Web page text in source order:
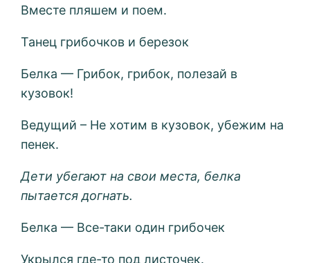
Вместе пляшем и поем.
Танец грибочков и березок
Белка — Грибок, грибок, полезай в
кузовок!
Ведущий – Не хотим в кузовок, убежим на
пенек.
Дети убегают на свои места, белка
пытается догнать.
Белка — Все-таки один грибочек
Укрылся где-то под листочек.